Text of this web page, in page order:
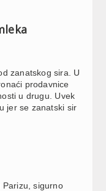
zanatskog sira. U
prodavnice
u drugu. Uvek
jer se zanatski sir
sigurno